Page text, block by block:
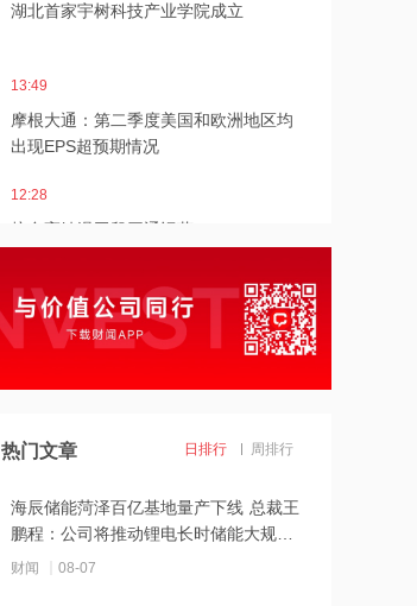
13:49
摩根大通：第二季度美国和欧洲地区均
出现EPS超预期情况
12:28
杭台高铁温玉段开通运营
12:27
贝森特称霍尔木兹海峡将逐步失去战略
金饰克价重返1300元！国际金价大涨，
机构：本轮底部已现，后市看涨
12:23
热门文章 日排行 周排行
海辰储能菏泽百亿基地量产下线 总裁王
鹏程：公司将推动锂电长时储能大规模
交付
财闻 08-07